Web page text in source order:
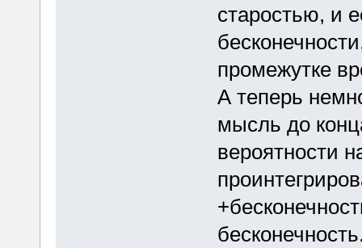
старостью, и
промежутке
А теперь
мысль до
вероятности